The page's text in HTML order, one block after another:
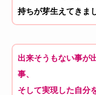
持ちが芽生えてきま
出来そうもない事が
事、
そして実現した自分